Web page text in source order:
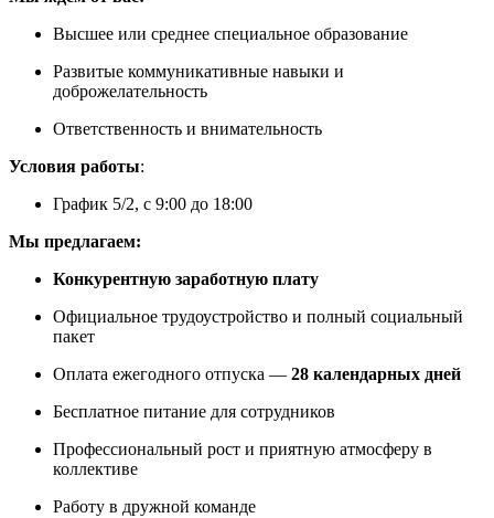
Высшее или среднее специальное образование
Развитые коммуникативные навыки и
доброжелательность
Ответственность и внимательность
Условия работы:
График 5/2, с 9:00 до 18:00
Мы предлагаем:
Конкурентную заработную плату
Официальное трудоустройство и полный социальный
пакет
Оплата ежегодного отпуска — 28 календарных дней
Бесплатное питание для сотрудников
Профессиональный рост и приятную атмосферу в
коллективе
Работу в дружной команде